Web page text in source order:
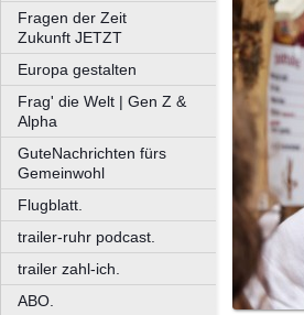
Fragen der Zeit
Zukunft JETZT
Europa gestalten
Frag' die Welt | Gen Z &
Alpha
GuteNachrichten fürs
Gemeinwohl
Flugblatt.
trailer-ruhr podcast.
trailer zahl-ich.
ABO.